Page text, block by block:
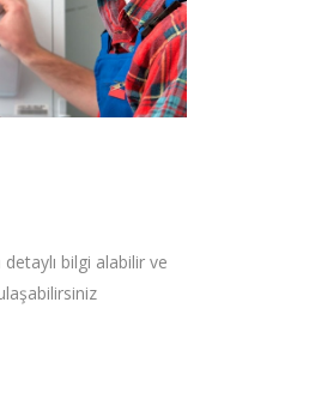
bilgi alabilir ve